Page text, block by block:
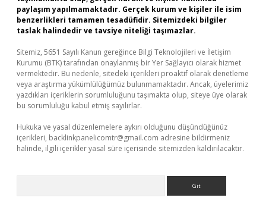
paylaşım yapılmamaktadır. Gerçek kurum ve kişiler ile isim
benzerlikleri tamamen tesadüfidir. Sitemizdeki bilgiler
taslak halindedir ve tavsiye niteliği taşımazlar.
Sitemiz, 5651 Sayılı Kanun gereğince Bilgi Teknolojileri ve İletişim
Kurumu (BTK) tarafından onaylanmış bir Yer Sağlayıcı olarak hizmet
vermektedir. Bu nedenle, sitedeki içerikleri proaktif olarak denetleme
veya araştırma yükümlülüğümüz bulunmamaktadır. Ancak, üyelerimiz
yazdıkları içeriklerin sorumluluğunu taşımakta olup, siteye üye olarak
bu sorumluluğu kabul etmiş sayılırlar.
Hukuka ve yasal düzenlemelere aykırı olduğunu düşündüğünüz
içerikleri, backlinkpanelicomtr@gmail.com adresine bildirmeniz
halinde, ilgili içerikler yasal süre içerisinde sitemizden kaldırılacaktır.